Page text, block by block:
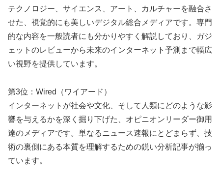
テクノロジー、サイエンス、アート、カルチャーを融合さ
せた、視覚的にも美しいデジタル総合メディアです。専門
的な内容を一般読者にも分かりやすく解説しており、ガジ
ェットのレビューから未来のインターネット予測まで幅広
い視野を提供しています。
第3位：Wired（ワイアード）
インターネットが社会や文化、そして人類にどのような影
響を与えるかを深く掘り下げた、オピニオンリーダー御用
達のメディアです。単なるニュース速報にとどまらず、技
術の裏側にある本質を理解するための鋭い分析記事が揃っ
ています。